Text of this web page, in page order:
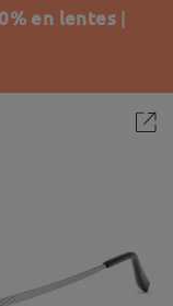
en lentes |